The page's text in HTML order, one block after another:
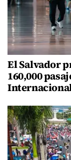
El Salvador
160,000